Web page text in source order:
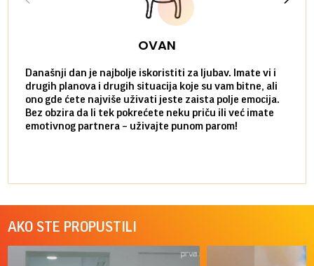
OVAN
Današnji dan je najbolje iskoristiti za ljubav. Imate vi i
drugih planova i drugih situacija koje su vam bitne, ali
ono gde ćete najviše uživati jeste zaista polje emocija.
Bez obzira da li tek pokrećete neku priču ili već imate
emotivnog partnera – uživajte punom parom!
AKO STE PROPUSTILI